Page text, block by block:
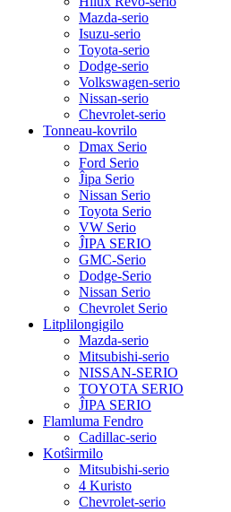
Mazda-serio
Isuzu-serio
Toyota-serio
Dodge-serio
Volkswagen-serio
Nissan-serio
Chevrolet-serio
Tonneau-kovrilo
Dmax Serio
Ford Serio
Ĵipa Serio
Nissan Serio
Toyota Serio
VW Serio
ĴIPA SERIO
GMC-Serio
Dodge-Serio
Nissan Serio
Chevrolet Serio
Litplilongigilo
Mazda-serio
Mitsubishi-serio
NISSAN-SERIO
TOYOTA SERIO
ĴIPA SERIO
Flamluma Fendro
Cadillac-serio
Kotŝirmilo
Mitsubishi-serio
4 Kuristo
Chevrolet-serio